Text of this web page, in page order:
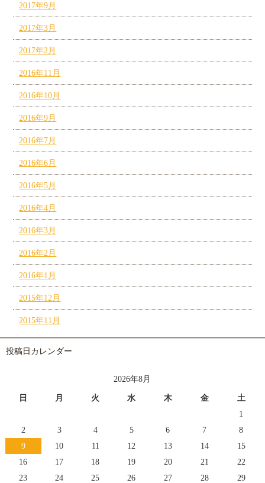
2017年9月
2017年3月
2017年2月
2016年11月
2016年10月
2016年9月
2016年7月
2016年6月
2016年5月
2016年4月
2016年3月
2016年2月
2016年1月
2015年12月
2015年11月
投稿日カレンダー
2026年8月
日 月 火 水 木 金
土
1
2
3 4 5 6 7
8
9
10 11 12 13 14
15
16
17 18 19 20 21
22
23
24 25 26 27 28 29